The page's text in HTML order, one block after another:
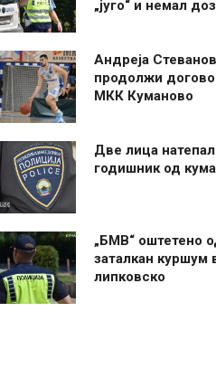
„југо“ и немал
Андреја
продолжи
МКК Куманово
Две лица
годишник од
„БМВ“ оштетено
заталкан куршум
липковско